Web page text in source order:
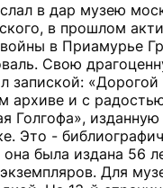
в дар музею
в прошлом
в Приамурье
Свою
запиской:
архиве и с
Голгофа»,
Это -
она была издана 56
Для